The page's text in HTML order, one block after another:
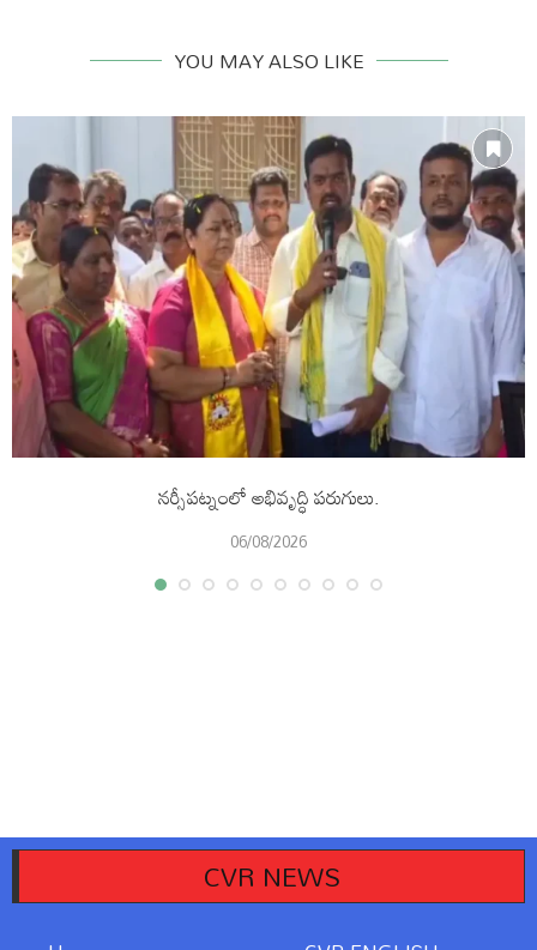
YOU MAY ALSO LIKE
నర్సీపట్నంలో అభివృద్ధి పరుగులు.
06/08/2026
CVR NEWS